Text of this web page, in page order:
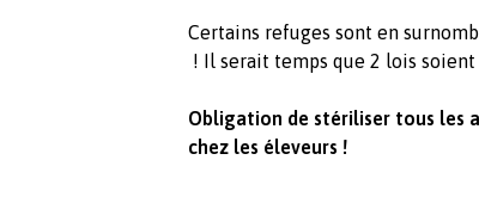
Certains refuges sont en
! Il serait temps que 2 lois soient
Obligation de stériliser tous les
chez les éleveurs !